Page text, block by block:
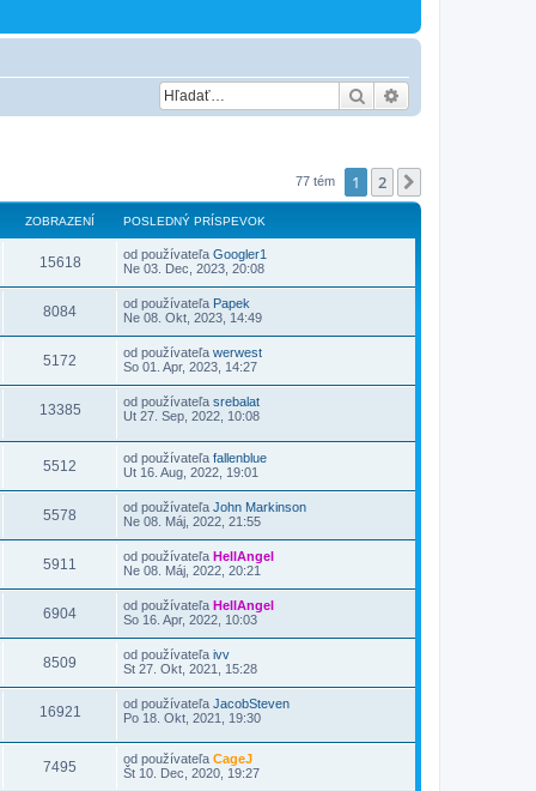
Hľadať
77 tém 1 2
ZOBRAZENÍ POSLEDNÝ PRÍSPEVOK
15618 od používateľa Googler1
Ne 03. Dec, 2023, 20:08
8084 od používateľa Papek
Ne 08. Okt, 2023, 14:49
5172 od používateľa werwest
So 01. Apr, 2023, 14:27
13385 od používateľa srebalat
Ut 27. Sep, 2022, 10:08
5512 od používateľa fallenblue
Ut 16. Aug, 2022, 19:01
5578 od používateľa John Markinson
Ne 08. Máj, 2022, 21:55
5911 od používateľa HellAngel
Ne 08. Máj, 2022, 20:21
6904 od používateľa HellAngel
So 16. Apr, 2022, 10:03
8509 od používateľa ivv
St 27. Okt, 2021, 15:28
16921 od používateľa JacobSteven
Po 18. Okt, 2021, 19:30
7495 od používateľa CageJ
Št 10. Dec, 2020, 19:27